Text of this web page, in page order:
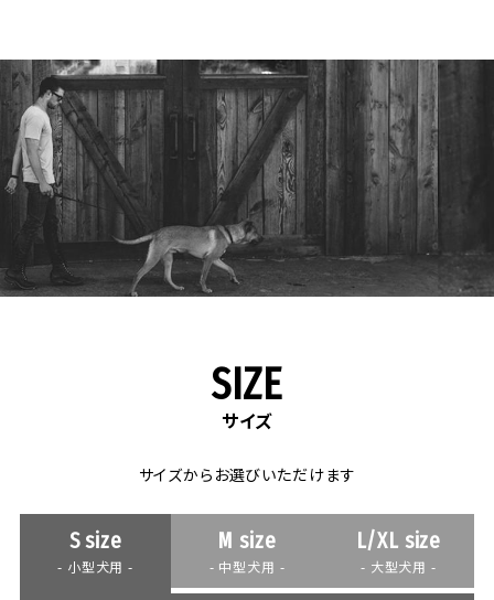
SIZE
サイズ
サイズからお選びいただけます
S size
- 小型犬用 -
M size
- 中型犬用 -
L/XL size
- 大型犬用 -